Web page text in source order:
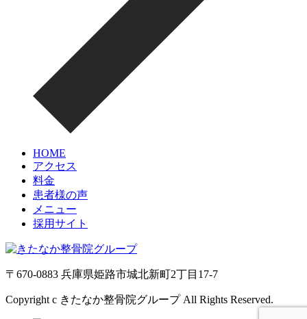
HOME
アクセス
料金
患者様の声
メニュー
採用サイト
〒670-0883 兵庫県姫路市城北新町2丁目17-7
Copyright c きたなか整骨院グループ All Rights Reserved.